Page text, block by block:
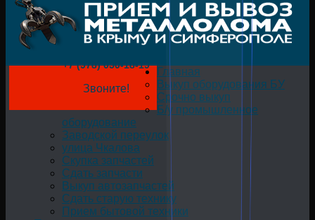
+7 (978) 050-18-19
Звоните!
Главная
Выкуп оборудования БУ
Срочно выкуп
Б/у промышленное
оборудование
Заводской переулок
улица Чкалова
Скупка запчастей
Сдать запчасти
Выкуп автозапчастей
Сдать старую технику
Прием бытовой техники